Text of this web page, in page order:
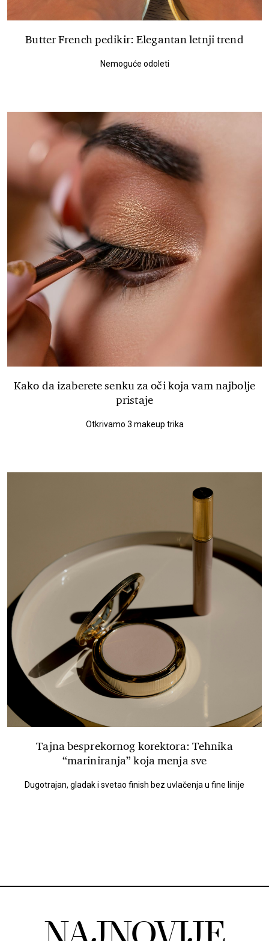
Butter French pedikir: Elegantan letnji trend
Nemoguće odoleti
Kako da izaberete senku za oči koja vam najbolje
pristaje
Otkrivamo 3 makeup trika
Tajna besprekornog korektora: Tehnika
“mariniranja” koja menja sve
Dugotrajan, gladak i svetao finish bez uvlačenja u fine linije